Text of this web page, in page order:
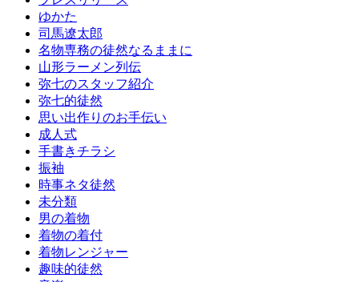
ゆかた
司馬遼太郎
名物専務の徒然なるままに
山形ラーメン列伝
弥七のスタッフ紹介
弥七的徒然
思い出作りのお手伝い
成人式
手書きチラシ
振袖
時事ネタ徒然
未分類
男の着物
着物の着付
着物レンジャー
趣味的徒然